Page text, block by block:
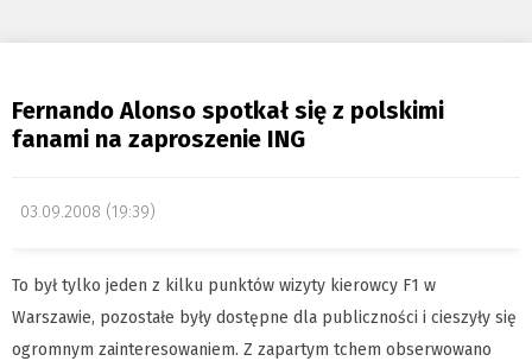
Fernando Alonso spotkał się z polskimi
fanami na zaproszenie ING
03.09.2008 (19:39)
To był tylko jeden z kilku punktów wizyty kierowcy F1 w
Warszawie, pozostałe były dostępne dla publiczności i cieszyły się
ogromnym zainteresowaniem. Z zapartym tchem obserwowano